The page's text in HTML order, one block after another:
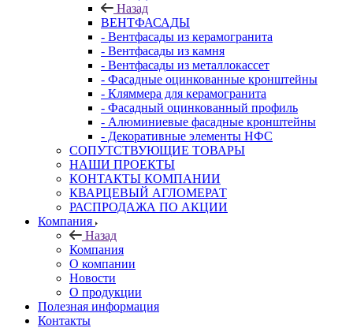
Назад
ВЕНТФАСАДЫ
- Вентфасады из керамогранита
- Вентфасады из камня
- Вентфасады из металлокассет
- Фасадные оцинкованные кронштейны
- Кляммера для керамогранита
- Фасадный оцинкованный профиль
- Алюминиевые фасадные кронштейны
- Декоративные элементы НФС
СОПУТСТВУЮЩИЕ ТОВАРЫ
НАШИ ПРОЕКТЫ
КОНТАКТЫ КОМПАНИИ
КВАРЦЕВЫЙ АГЛОМЕРАТ
РАСПРОДАЖА ПО АКЦИИ
Компания
Назад
Компания
О компании
Новости
О продукции
Полезная информация
Контакты